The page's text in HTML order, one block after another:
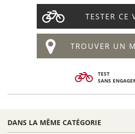
TESTER CE
TROUVER UN
TEST
SANS
DANS LA MÊME CATÉGORIE